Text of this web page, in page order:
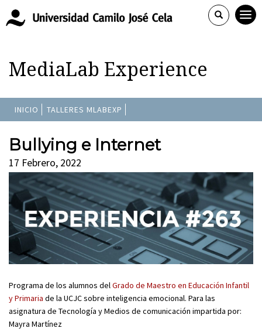
MediaLab Experience
INICIO TALLERES MLABEXP
Bullying e Internet
17 Febrero, 2022
Programa de los alumnos del Grado de Maestro en Educación Infantil
y Primaria de la UCJC sobre inteligencia emocional. Para las
asignatura de Tecnología y Medios de comunicación impartida por:
Mayra Martínez